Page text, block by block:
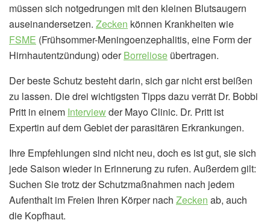
müssen sich notgedrungen mit den kleinen Blutsaugern
auseinandersetzen. Zecken können Krankheiten wie
FSME (Frühsommer-Meningoenzephalitis, eine Form der
Hirnhautentzündung) oderBorreliose übertragen.
Der beste Schutz besteht darin, sich gar nicht erst beißen
zu lassen. Die drei wichtigsten Tipps dazu verrät Dr. Bobbi
Pritt in einem Interviewder Mayo Clinic. Dr. Pritt ist
Expertin auf dem Gebiet der parasitären Erkrankungen.
Ihre Empfehlungen sind nicht neu, doch es ist gut, sie sich
jede Saison wieder in Erinnerung zu rufen. Außerdem gilt:
Suchen Sie trotz der Schutzmaßnahmen nach jedem
Aufenthalt im Freien Ihren Körper nach Zecken ab, auch
die Kopfhaut.